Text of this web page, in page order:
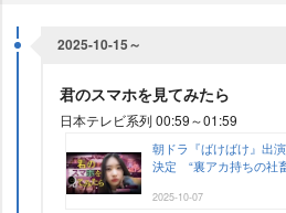
2025-10-15～
君のスマホを見てみたら
日本テレビ系列 00:59～01:59
朝ドラ『ばけばけ』出
決定 “裏アカ持ちの社
2025-10-07